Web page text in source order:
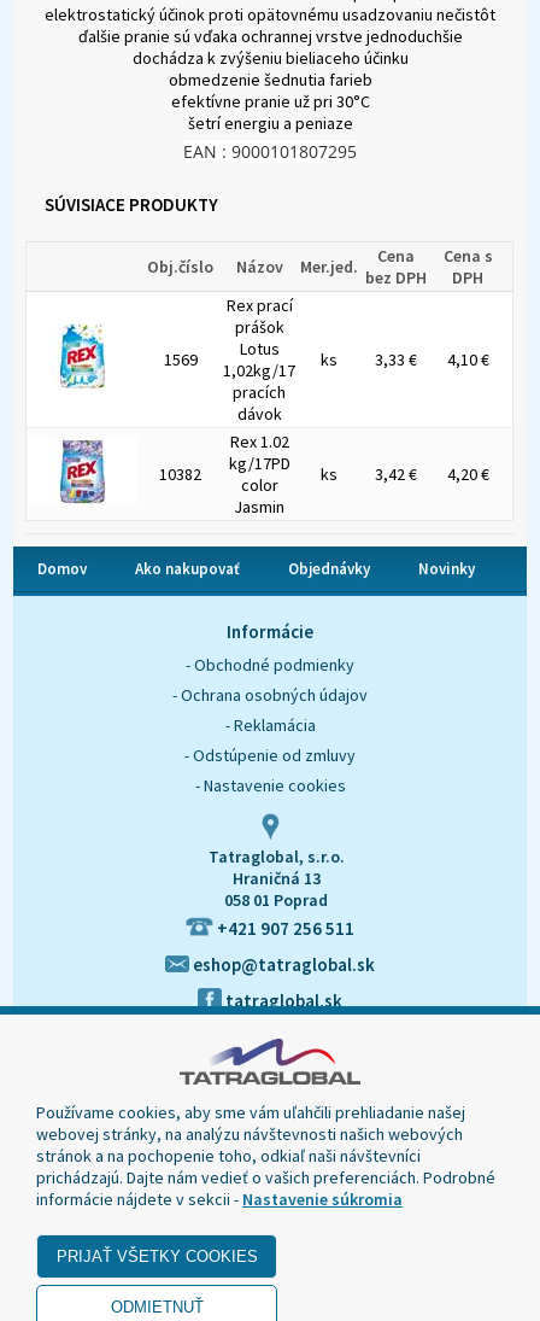
elektrostatický účinok proti opätovnému usadzovaniu nečistôt
ďalšie pranie sú vďaka ochrannej vrstve jednoduchšie
dochádza k zvýšeniu bieliaceho účinku
obmedzenie šednutia farieb
efektívne pranie už pri 30°C
šetrí energiu a peniaze
EAN : 9000101807295
SÚVISIACE PRODUKTY
Obj.číslo Názov Mer.jed.
Cena
bez DPH
Cena s
DPH
1569
Rex prací
prášok
Lotus
1,02kg/17
pracích
dávok
ks 3,33 € 4,10 €
10382
Rex 1.02
kg/17PD
color
Jasmin
ks 3,42 € 4,20 €
Domov Ako nakupovať Objednávky Novinky
Informácie
- Obchodné podmienky
- Ochrana osobných údajov
- Reklamácia
- Odstúpenie od zmluvy
- Nastavenie cookies
Tatraglobal, s.r.o.
Hraničná 13
058 01 Poprad
+421 907 256 511
eshop@tatraglobal.sk
tatraglobal.sk
© 2020 Tatraglobal, Všetky práva vyhradené.
Dizajn navrhol a naprogramoval Elall, spol. s r. o. -
Používame cookies, aby sme vám uľahčili prehliadanie našej
webovej stránky, na analýzu návštevnosti našich webových
stránok a na pochopenie toho, odkiaľ naši návštevníci
prichádzajú. Dajte nám vedieť o vašich preferenciách. Podrobné
informácie nájdete v sekcii - Nastavenie súkromia